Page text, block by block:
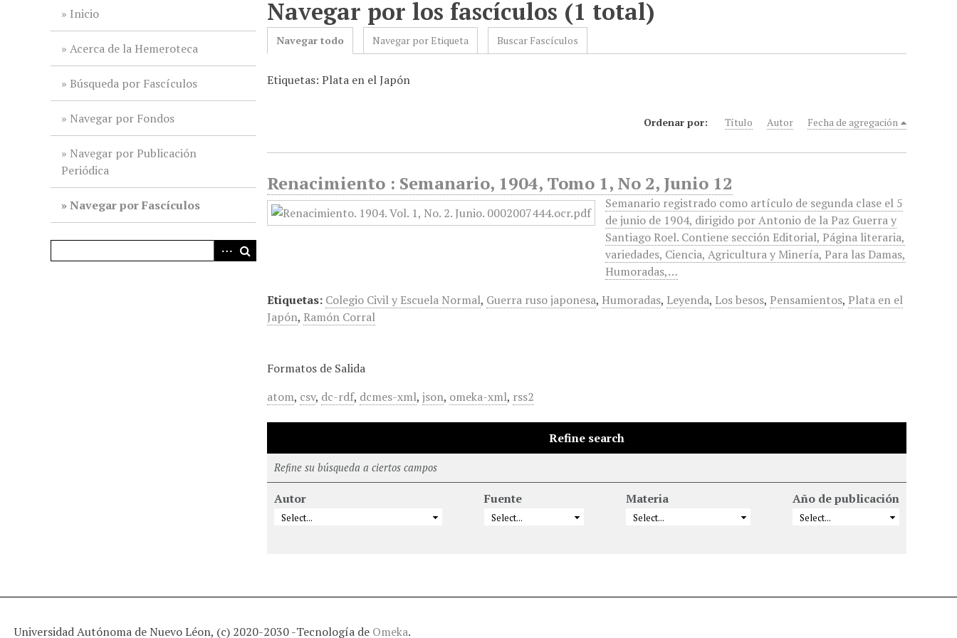
Inicio
Acerca de la Hemeroteca
Búsqueda por Fascículos
Navegar por Fondos
Navegar por Publicación
Periódica
Navegar por Fascículos
Navegar por los fascículos (1 total)
Navegar todo Navegar por Etiqueta Buscar Fascículos
Etiquetas: Plata en el Japón
Ordenar por: Título Autor Fecha de agregación
Renacimiento : Semanario, 1904, Tomo 1, No 2, Junio 12
Semanario registrado como artículo de segunda clase el 5
de junio de 1904, dirigido por Antonio de la Paz Guerra y
Santiago Roel. Contiene sección Editorial, Página literaria,
variedades, Ciencia, Agricultura y Minería, Para las Damas,
Humoradas,…
Etiquetas: Colegio Civil y Escuela Normal, Guerra ruso japonesa, Humoradas, Leyenda, Los besos, Pensamientos, Plata en el
Japón, Ramón Corral
Formatos de Salida
atom, csv, dc-rdf, dcmes-xml,json, omeka-xml, rss2
Refine search
Refine su búsqueda a ciertos campos
Autor Fuente Materia Año de publicación
Universidad Autónoma de Nuevo Léon, (c) 2020-2030 -Tecnología de Omeka.